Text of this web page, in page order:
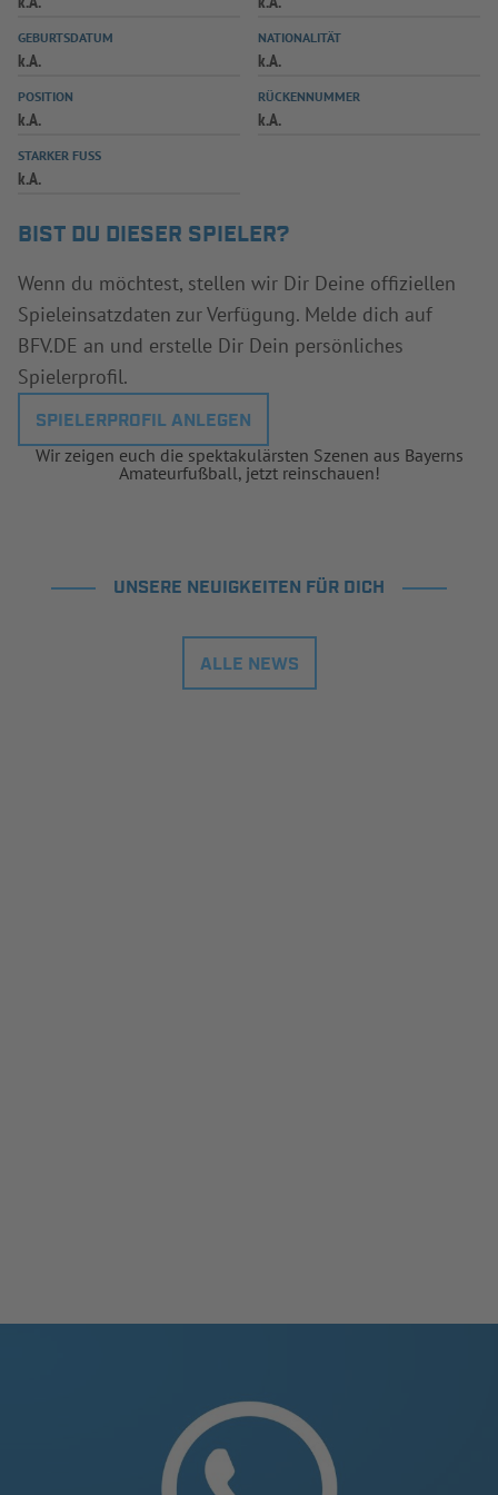
SPIELPLUS
GEBURTSDATUM
k.A.
NATIONALITÄT
k.A.
POSITION
k.A.
RÜCKENNUMMER
k.A.
STARKER FUSS
k.A.
BIST DU DIESER SPIELER?
Wenn du möchtest, stellen wir Dir Deine offiziellen
Spieleinsatzdaten zur Verfügung. Melde dich auf
BFV.DE an und erstelle Dir Dein persönliches
Spielerprofil.
SPIELERPROFIL ANLEGEN
Wir zeigen euch die spektakulärsten Szenen aus Bayerns
Amateurfußball, jetzt reinschauen!
UNSERE NEUIGKEITEN FÜR DICH
ALLE NEWS